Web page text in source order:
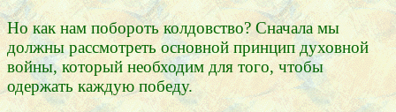
Но как нам побороть колдовство? Сначала мы
должны рассмотреть основной принцип духовной
войны, который необходим для того, чтобы
одержать каждую победу.